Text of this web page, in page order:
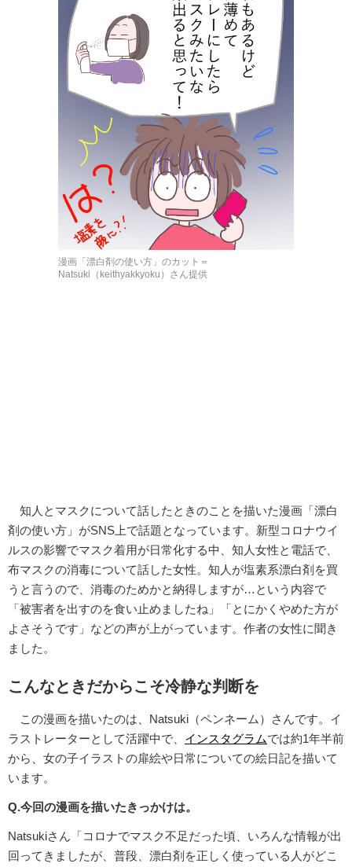
漫画「漂白剤の使い方」のカット＝
Natsuki（keithyakkyoku）さん提供
知人とマスクについて話したときのことを描いた漫画「漂白
剤の使い方」がSNS上で話題となっています。新型コロナウイ
ルスの影響でマスク着用が日常化する中、知人女性と電話で、
布マスクの消毒について話した女性。知人が塩素系漂白剤を買
うと言うので、消毒のためかと納得しますが…という内容で
「被害者を出すのを食い止めましたね」「とにかくやめた方が
よさそうです」などの声が上がっています。作者の女性に聞き
ました。
こんなときだからこそ冷静な判断を
この漫画を描いたのは、Natsuki（ペンネーム）さんです。イ
ラストレーターとして活躍中で、 インスタグラムでは約1年半前
から、女の子イラストの扉絵や日常についての絵日記を描いて
います。
Q.今回の漫画を描いたきっかけは。
Natsukiさん「コロナでマスク不足だった頃、いろんな情報が出
回ってきましたが、普段、漂白剤を正しく使っている人がどこ